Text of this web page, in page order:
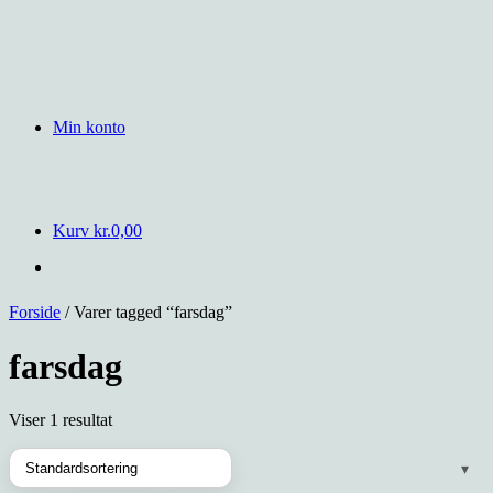
Min konto
Kurv kr.0,00
Forside / Varer tagged “farsdag”
farsdag
Viser 1 resultat